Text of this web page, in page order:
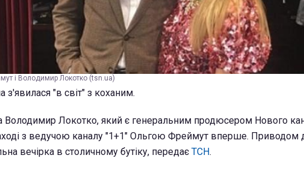
і Володимир Локотко (tsn.ua)
з'явилася "в світ" з коханим.
Володимир Локотко, який є генеральним продюсером Нового
з ведучою каналу "1+1" Ольгою Фреймут вперше. Приводом
вечірка в столичному бутіку, передає ТСН.